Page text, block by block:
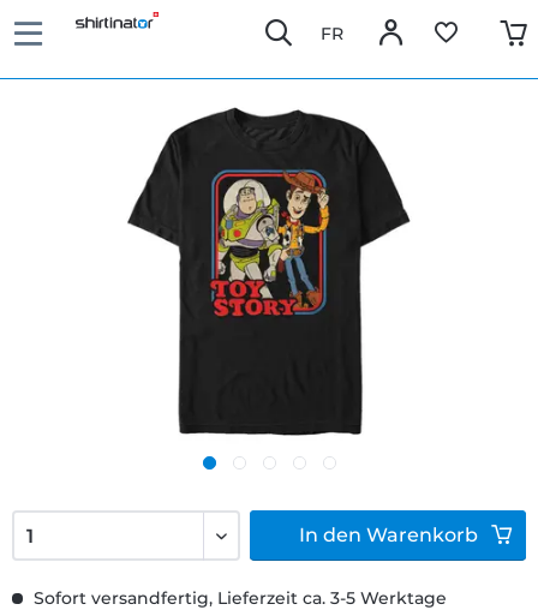
FR
Sofort versandfertig, Lieferzeit ca. 3-5 Werktage
In den Warenkorb